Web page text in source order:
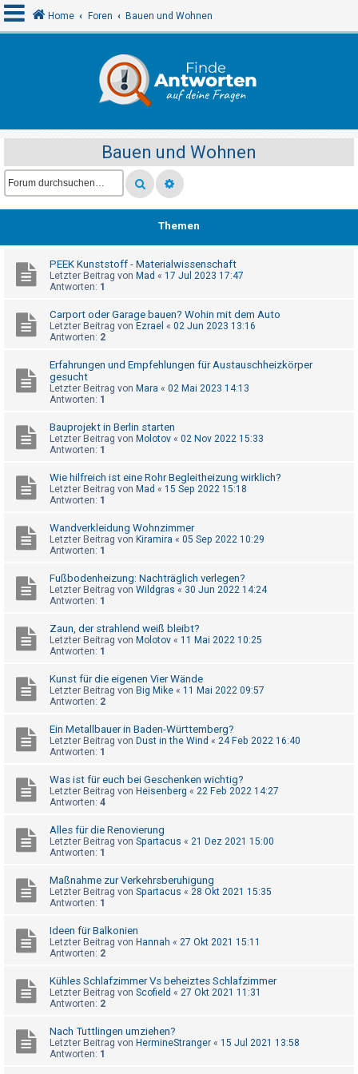
e
l
d
e
R
e
g
t
r
e
r
n
U
n
b
e
n
t
o
r
t
e
e
T
h
e
e
n
A
v
e
Home Foren Bauen und Wohnen
Bauen und Wohnen
Themen
PEEK Kunststoff - Materialwissenschaft
Letzter Beitrag von Mad « 17 Jul 2023 17:47
Antworten: 1
Carport oder Garage bauen? Wohin mit dem Auto
Letzter Beitrag von Ezrael « 02 Jun 2023 13:16
Antworten: 2
Erfahrungen und Empfehlungen für Austauschheizkörper
gesucht
Letzter Beitrag von Mara « 02 Mai 2023 14:13
Antworten: 1
Bauprojekt in Berlin starten
Letzter Beitrag von Molotov « 02 Nov 2022 15:33
Antworten: 1
Wie hilfreich ist eine Rohr Begleitheizung wirklich?
Letzter Beitrag von Mad « 15 Sep 2022 15:18
Antworten: 1
Wandverkleidung Wohnzimmer
Letzter Beitrag von Kiramira « 05 Sep 2022 10:29
Antworten: 1
Fußbodenheizung: Nachträglich verlegen?
Letzter Beitrag von Wildgras « 30 Jun 2022 14:24
Antworten: 1
Zaun, der strahlend weiß bleibt?
Letzter Beitrag von Molotov « 11 Mai 2022 10:25
Antworten: 1
Kunst für die eigenen Vier Wände
Letzter Beitrag von Big Mike « 11 Mai 2022 09:57
Antworten: 2
Ein Metallbauer in Baden-Württemberg?
Letzter Beitrag von Dust in the Wind « 24 Feb 2022 16:40
Antworten: 1
Was ist für euch bei Geschenken wichtig?
Letzter Beitrag von Heisenberg « 22 Feb 2022 14:27
Antworten: 4
Alles für die Renovierung
Letzter Beitrag von Spartacus « 21 Dez 2021 15:00
Antworten: 1
Maßnahme zur Verkehrsberuhigung
Letzter Beitrag von Spartacus « 28 Okt 2021 15:35
Antworten: 1
Ideen für Balkonien
Letzter Beitrag von Hannah « 27 Okt 2021 15:11
Antworten: 2
Kühles Schlafzimmer Vs beheiztes Schlafzimmer
Letzter Beitrag von Scofield « 27 Okt 2021 11:31
Antworten: 2
Nach Tuttlingen umziehen?
Letzter Beitrag von HermineStranger « 15 Jul 2021 13:58
Antworten: 1